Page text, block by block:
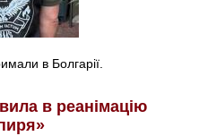
в Болгарії.
в реанімацію